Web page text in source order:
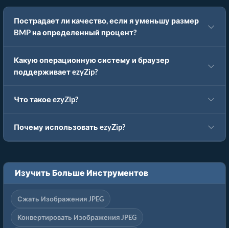
Пострадает ли качество, если я уменьшу размер
BMP на определенный процент?
Какую операционную систему и браузер
поддерживает ezyZip?
Что такое ezyZip?
Почему использовать ezyZip?
Изучить Больше Инструментов
Сжать Изображения JPEG
Конвертировать Изображения JPEG